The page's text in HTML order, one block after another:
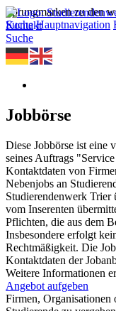
Sprungmarken zu den
Suche Hauptnavigation
Kontakt
Suche
Jobbörse
Diese Jobbörse ist eine
seines Auftrags
Kontaktdaten von
Nebenjobs an
Studierendenwerk Trier
vom Inserenten
Pflichten, die aus dem
Insbesondere erfolgt
Rechtmäßigkeit. Die
Kontaktdaten der
Weitere Informationen
Angebot aufgeben
Firmen, Organisationen